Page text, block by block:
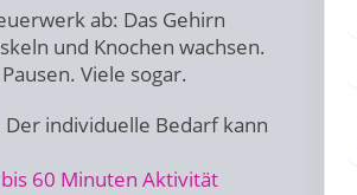
ab: Das Gehirn
und Knochen wachsen.
Viele sogar.
individuelle Bedarf kann
60 Minuten Aktivität